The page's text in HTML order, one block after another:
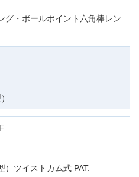
グ・ボールポイント六角棒レン
）ツイストカム式 PAT.